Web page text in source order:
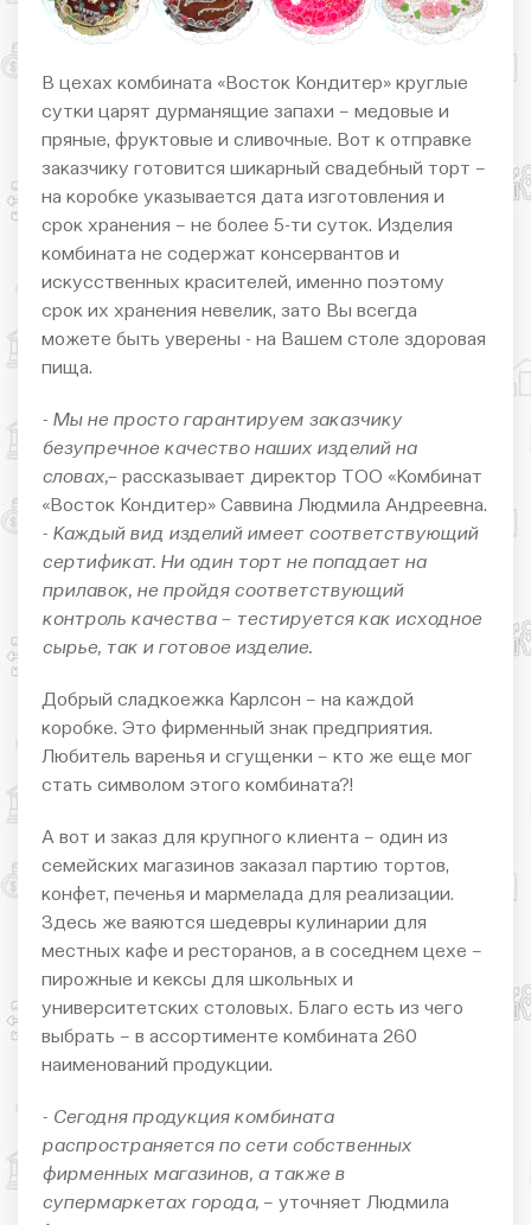
В цехах комбината «Восток Кондитер» круглые
сутки царят дурманящие запахи – медовые и
пряные, фруктовые и сливочные. Вот к отправке
заказчику готовится шикарный свадебный торт –
на коробке указывается дата изготовления и
срок хранения – не более 5-ти суток. Изделия
комбината не содержат консервантов и
искусственных красителей, именно поэтому
срок их хранения невелик, зато Вы всегда
можете быть уверены - на Вашем столе здоровая
пища.
- Мы не просто гарантируем заказчику
безупречное качество наших изделий на
словах,– рассказывает директор ТОО «Комбинат
«Восток Кондитер» Саввина Людмила Андреевна.
- Каждый вид изделий имеет соответствующий
сертификат. Ни один торт не попадает на
прилавок, не пройдя соответствующий
контроль качества – тестируется как исходное
сырье, так и готовое изделие.
Добрый сладкоежка Карлсон – на каждой
коробке. Это фирменный знак предприятия.
Любитель варенья и сгущенки – кто же еще мог
стать символом этого комбината?!
А вот и заказ для крупного клиента – один из
семейских магазинов заказал партию тортов,
конфет, печенья и мармелада для реализации.
Здесь же ваяются шедевры кулинарии для
местных кафе и ресторанов, а в соседнем цехе –
пирожные и кексы для школьных и
университетских столовых. Благо есть из чего
выбрать – в ассортименте комбината 260
наименований продукции.
- Сегодня продукция комбината
распространяется по сети собственных
фирменных магазинов, а также в
супермаркетах города, – уточняет Людмила